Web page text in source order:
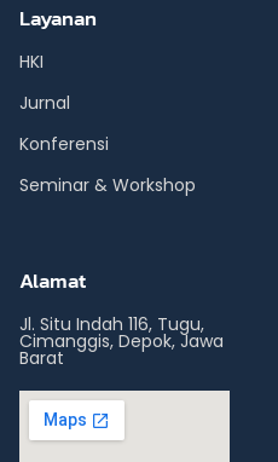
Layanan
HKI
Jurnal
Konferensi
Seminar & Workshop
Alamat
Jl. Situ Indah 116, Tugu,
Cimanggis, Depok, Jawa
Barat